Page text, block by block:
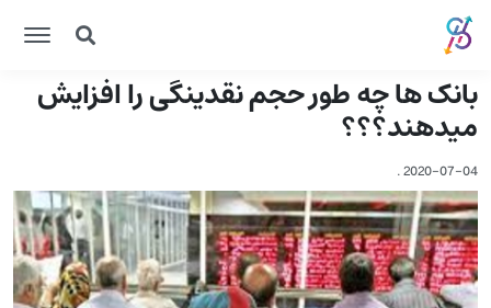
بانک ها چه طور حجم نقدینگی را افزایش
میدهند؟؟؟
2020-07-04
.